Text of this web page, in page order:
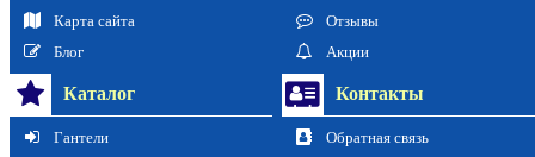
Карта сайта
Блог
Отзывы
Акции
Каталог
Гантели
Контакты
Обратная связь